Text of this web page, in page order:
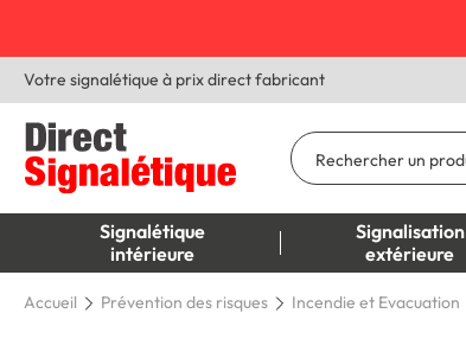
Votre signalétique à prix direct fabricant
Signalétique
intérieure
Signalisation
extérieure
Accueil Prévention des risques Incendie et Evacuation